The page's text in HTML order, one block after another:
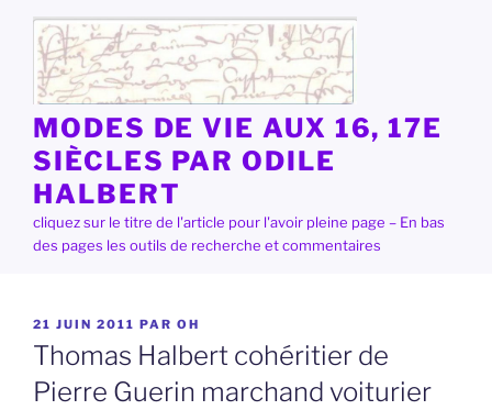
contenu
principal
MODES DE VIE AUX 16, 17E
SIÈCLES PAR ODILE
HALBERT
cliquez sur le titre de l'article pour l'avoir pleine page – En bas
des pages les outils de recherche et commentaires
PUBLIÉ
LE
21 JUIN 2011 PAR OH
Thomas Halbert cohéritier de
Pierre Guerin marchand voiturier